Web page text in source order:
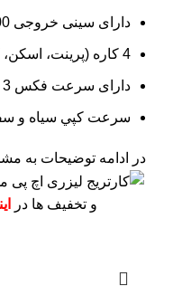
دارای سینی خروجی 100 برگی
4 کاره (پرينت، اسکن، کپي، فکس)
دارای سرعت فکس 3 ثانیه برای هر برگ
سرعت کپي سياه و سفيد حداکثر
در ادامه توضیحات به
و تخفیف ها در